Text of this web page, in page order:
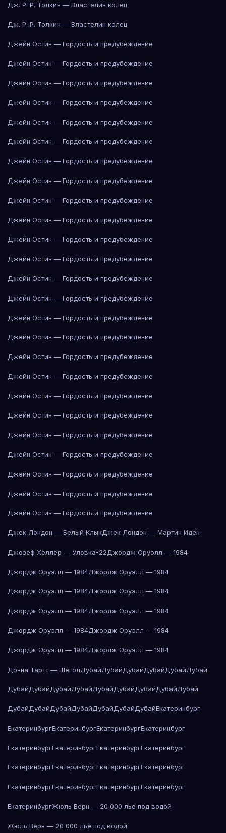
Дж. Р. Р. Толкин — Властелин колец
Дж. Р. Р. Толкин — Властелин колец
Джейн Остин — Гордость и предубеждение
Джейн Остин — Гордость и предубеждение
Джейн Остин — Гордость и предубеждение
Джейн Остин — Гордость и предубеждение
Джейн Остин — Гордость и предубеждение
Джейн Остин — Гордость и предубеждение
Джейн Остин — Гордость и предубеждение
Джейн Остин — Гордость и предубеждение
Джейн Остин — Гордость и предубеждение
Джейн Остин — Гордость и предубеждение
Джейн Остин — Гордость и предубеждение
Джейн Остин — Гордость и предубеждение
Джейн Остин — Гордость и предубеждение
Джейн Остин — Гордость и предубеждение
Джейн Остин — Гордость и предубеждение
Джейн Остин — Гордость и предубеждение
Джейн Остин — Гордость и предубеждение
Джейн Остин — Гордость и предубеждение
Джейн Остин — Гордость и предубеждение
Джейн Остин — Гордость и предубеждение
Джейн Остин — Гордость и предубеждение
Джейн Остин — Гордость и предубеждение
Джейн Остин — Гордость и предубеждение
Джейн Остин — Гордость и предубеждение
Джейн Остин — Гордость и предубеждение
Джек Лондон — Белый КлыкДжек Лондон — Мартин Иден
Джозеф Хеллер — Уловка-22Джордж Оруэлл — 1984
Джордж Оруэлл — 1984Джордж Оруэлл — 1984
Джордж Оруэлл — 1984Джордж Оруэлл — 1984
Джордж Оруэлл — 1984Джордж Оруэлл — 1984
Джордж Оруэлл — 1984Джордж Оруэлл — 1984
Джордж Оруэлл — 1984Джордж Оруэлл — 1984
Донна Тартт — ЩеголДубайДубайДубайДубайДубайДубай
ДубайДубайДубайДубайДубайДубайДубайДубайДубай
ДубайДубайДубайДубайДубайДубайДубайЕкатеринбург
ЕкатеринбургЕкатеринбургЕкатеринбургЕкатеринбург
ЕкатеринбургЕкатеринбургЕкатеринбургЕкатеринбург
ЕкатеринбургЕкатеринбургЕкатеринбургЕкатеринбург
ЕкатеринбургЕкатеринбургЕкатеринбургЕкатеринбург
ЕкатеринбургЖюль Верн — 20 000 лье под водой
Жюль Верн — 20 000 лье под водой